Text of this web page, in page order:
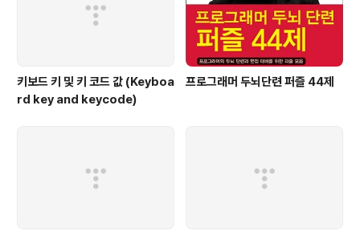
키보드 키 및 키 코드 값 (Keyboa
rd key and keycode)
프로그래머 두뇌단련 퍼즐 44제